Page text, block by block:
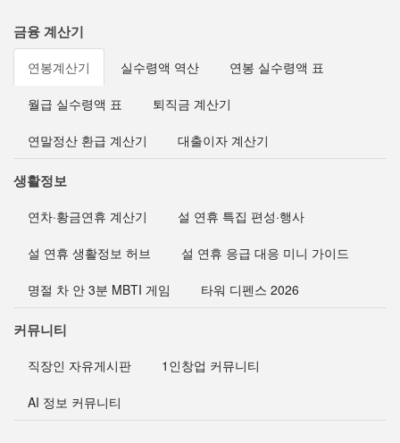
금융 계산기
연봉계산기 실수령액 역산 연봉 실수령액 표
월급 실수령액 표 퇴직금 계산기
연말정산 환급 계산기 대출이자 계산기
생활정보
연차·황금연휴 계산기 설 연휴 특집 편성·행사
설 연휴 생활정보 허브 설 연휴 응급 대응 미니 가이드
명절 차 안 3분 MBTI 게임 타워 디펜스 2026
커뮤니티
직장인 자유게시판 1인창업 커뮤니티
AI 정보 커뮤니티